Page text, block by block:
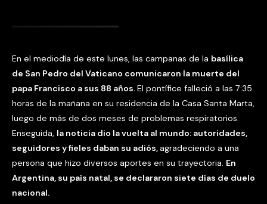
En el mediodía de este lunes, las campanas de la basílica
de San Pedro del Vaticano comunicaron la muerte del
papa Francisco a sus 88 años.El pontífice falleció a las 7:35
horas de la mañana en su residencia de la Casa Santa Marta,
luego de más de dos meses de problemas respiratorios.
Enseguida, la noticia dio la vuelta al mundo: autoridades,
seguidores y fieles daban su adiós,agradeciendo a una
persona que hizo diversos aportes en su trayectoria. En
Argentina, su país natal, se declararon siete días de duelo
nacional.